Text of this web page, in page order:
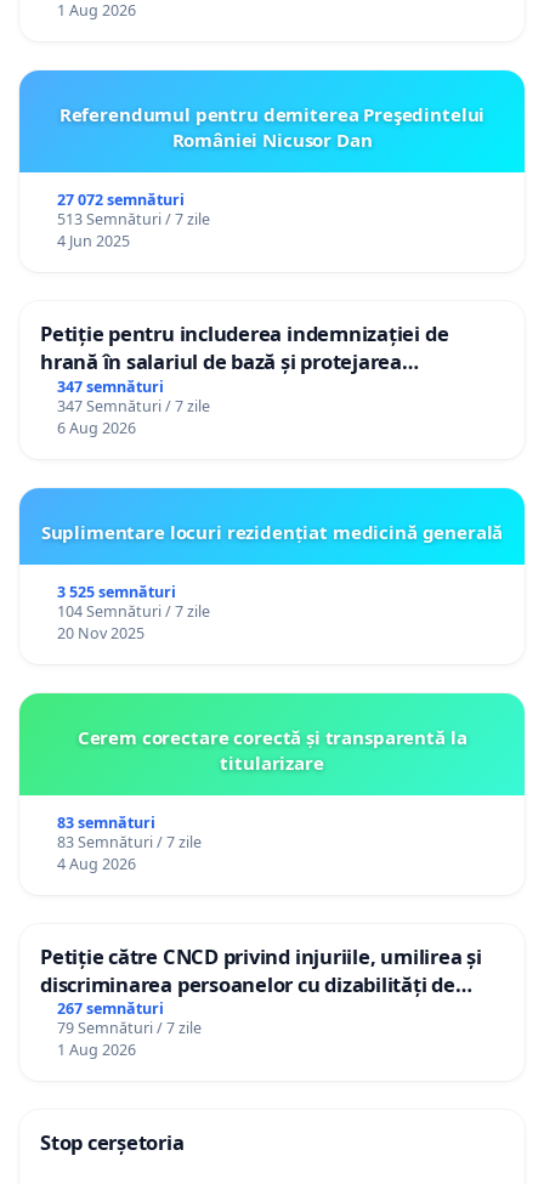
1 Aug 2026
Referendumul pentru demiterea Preşedintelui
României Nicusor Dan
27 072 semnături
513 Semnături / 7 zile
4 Jun 2025
Petiție pentru includerea indemnizației de
hrană în salariul de bază și protejarea
gradațiilor de vechime pentru asistenții
personali
347 semnături
347 Semnături / 7 zile
6 Aug 2026
Suplimentare locuri rezidențiat medicină generală
3 525 semnături
104 Semnături / 7 zile
20 Nov 2025
Cerem corectare corectă și transparentă la
titularizare
83 semnături
83 Semnături / 7 zile
4 Aug 2026
Petiție către CNCD privind injuriile, umilirea și
discriminarea persoanelor cu dizabilități de
către utilizatorul TikTok „Gorici”
267 semnături
79 Semnături / 7 zile
1 Aug 2026
Stop cerșetoria